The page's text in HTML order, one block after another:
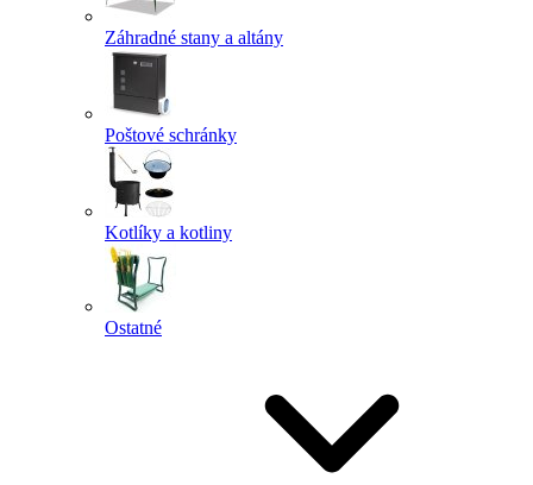
Záhradné stany a altány
Poštové schránky
Kotlíky a kotliny
Ostatné